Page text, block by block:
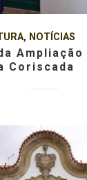
, NOTÍCIAS
Coriscada